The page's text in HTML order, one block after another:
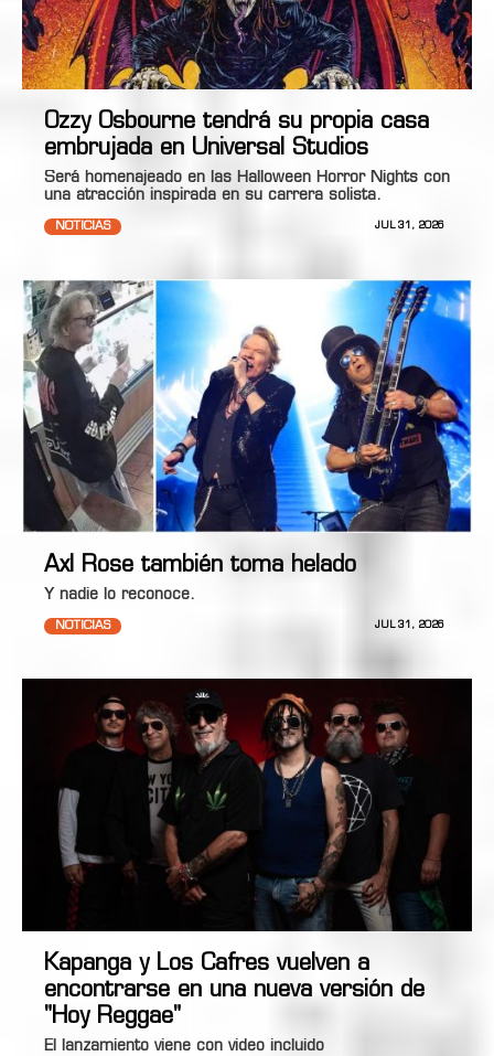
Ozzy Osbourne tendrá su propia casa
embrujada en Universal Studios
Será homenajeado en las Halloween Horror Nights con
una atracción inspirada en su carrera solista.
NOTICIAS JUL 31, 2026
Axl Rose también toma helado
Y nadie lo reconoce.
NOTICIAS JUL 31, 2026
Kapanga y Los Cafres vuelven a
encontrarse en una nueva versión de
"Hoy Reggae"
El lanzamiento viene con video incluido